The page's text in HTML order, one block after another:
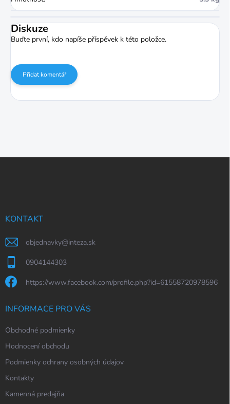
Diskuze
Buďte první, kdo napíše příspěvek k této položce.
Přidat komentář
Z
KONTAKT
objednavky@inteza.sk
0904144303
https://www.facebook.com/profile.php?id=61558720978596
INFORMACE PRO VÁS
Obchodné podmienky
Hodnocení obchodu
Podmienky ochrany osobných údajov
Kontakty
Kamenná predajňa